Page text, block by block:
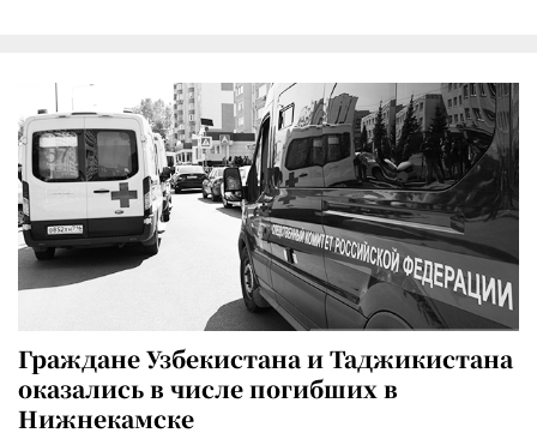
Граждане Узбекистана и Таджикистана
оказались в числе погибших в
Нижнекамске